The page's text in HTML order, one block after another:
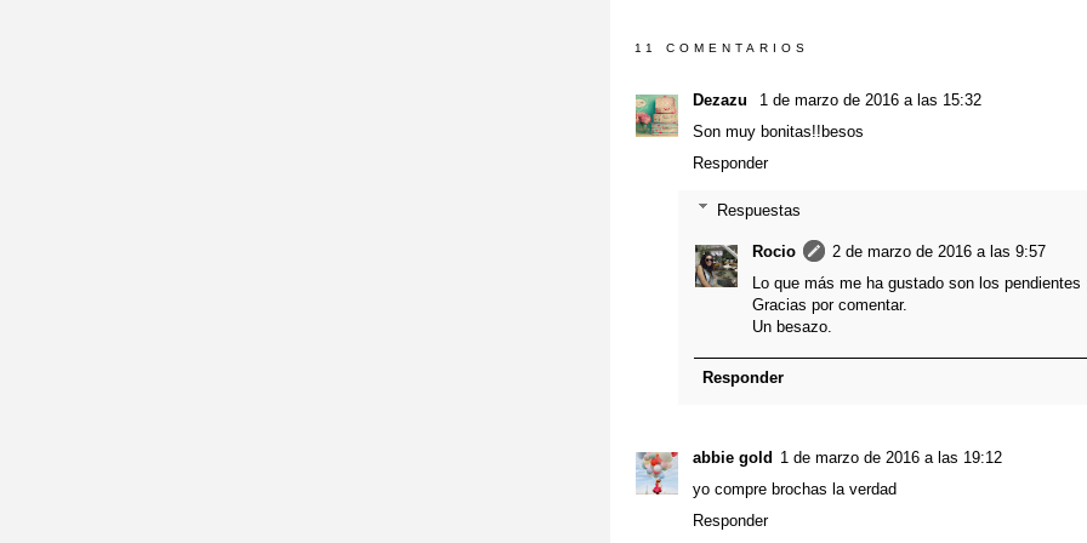
11 COMENTARIOS
Dezazu
1 de marzo de 2016 a las 15:32
Son muy bonitas!!besos
Responder
Respuestas
Rocio
2 de marzo de 2016 a las 9:57
Lo que más me ha gustado son los pendientes
Gracias por comentar.
Un besazo.
Responder
abbie gold 1 de marzo de 2016 a las 19:12
yo compre brochas la verdad
Responder